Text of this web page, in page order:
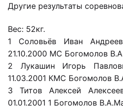
Другие результаты
Вес: 52кг.
1 Соловьёв Иван
21.10.2000 МС Богомолов
2 Лукашин Игорь
11.03.2001 КМС Богомолов
3 Титов Алексей
01.01.2001 1 Богомолов